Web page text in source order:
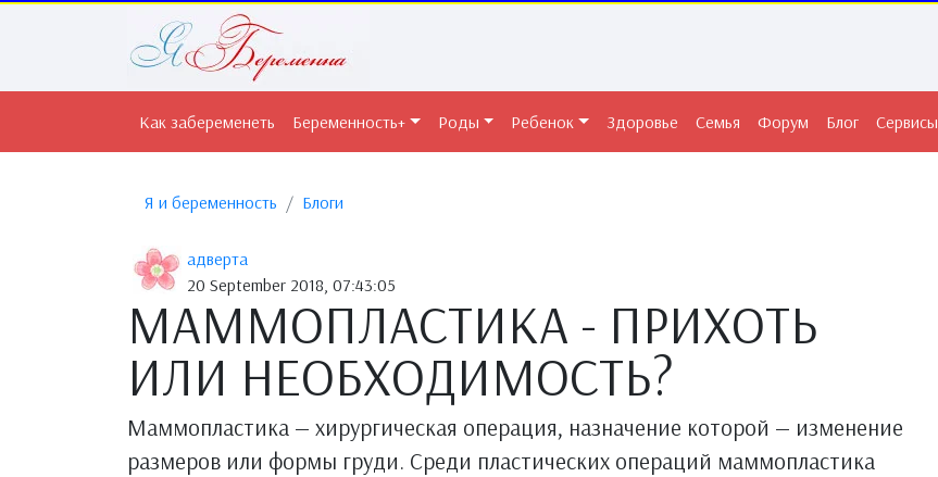
Как забеременеть Беременность+ Роды Ребенок Здоровье Семья Форум Блог Сервисы
Я и беременность Блоги
адверта
20 September 2018, 07:43:05
МАММОПЛАСТИКА - ПРИХОТЬ
ИЛИ НЕОБХОДИМОСТЬ?
Маммопластика — хирургическая операция, назначение которой — изменение
размеров или формы груди. Среди пластических операций маммопластика